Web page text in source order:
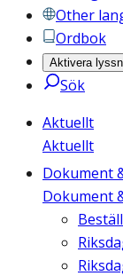
Other
Ordbok
Aktivera
Sök
Aktuellt
Aktuellt
Dokument
Dokument